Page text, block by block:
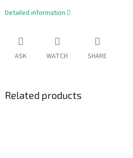
Detailed information
ASK WATCH SHARE
Related products